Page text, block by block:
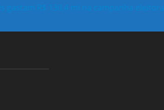
gastam R$ 130,4 mi na campanha eleitoral